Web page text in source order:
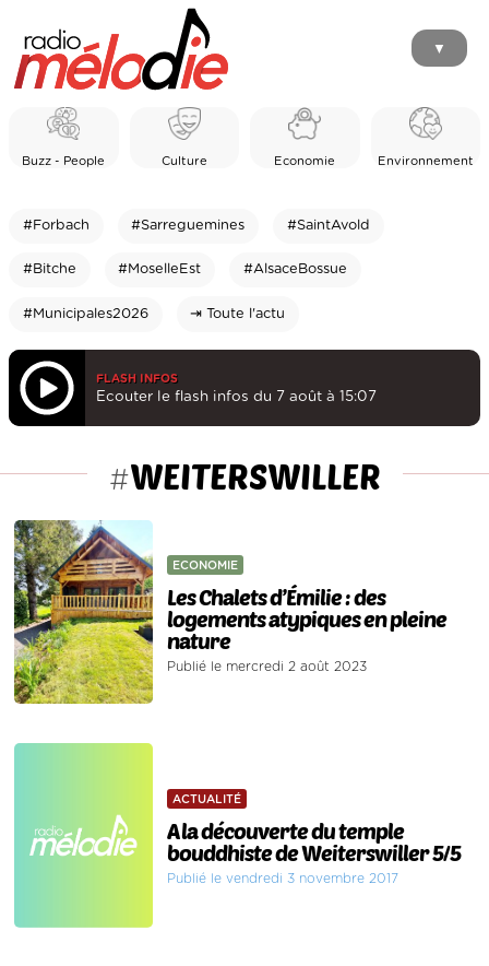
▼
Buzz - People Culture Economie Environnement
#Forbach #Sarreguemines #SaintAvold
#Bitche #MoselleEst #AlsaceBossue
#Municipales2026 ⇥ Toute l'actu
FLASH INFOS
Ecouter le flash infos du 7 août à 15:07
#WEITERSWILLER
ECONOMIE
Les Chalets d’Émilie : des
logements atypiques en pleine
nature
Publié le mercredi 2 août 2023
ACTUALITÉ
A la découverte du temple
bouddhiste de Weiterswiller 5/5
Publié le vendredi 3 novembre 2017